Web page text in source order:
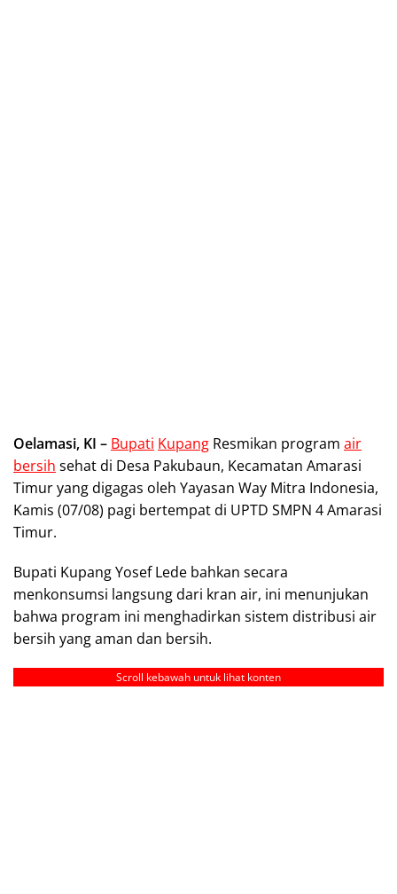
Oelamasi, KI – Bupati Kupang Resmikan program air
bersih sehat di Desa Pakubaun, Kecamatan Amarasi
Timur yang digagas oleh Yayasan Way Mitra Indonesia,
Kamis (07/08) pagi bertempat di UPTD SMPN 4 Amarasi
Timur.
Bupati Kupang Yosef Lede bahkan secara
menkonsumsi langsung dari kran air, ini menunjukan
bahwa program ini menghadirkan sistem distribusi air
bersih yang aman dan bersih.
Scroll kebawah untuk lihat konten